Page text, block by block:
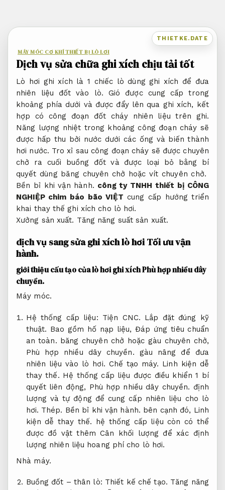
THIETKE.DATE
MÁY MÓC CƠ KHÍ THIẾT BỊ LÒ LƠI
Dịch vụ sửa chữa ghi xích chịu tải tốt
Lò hơi ghi xích là 1 chiếc lò dùng ghi xích để đưa
nhiên liệu đốt vào lò. Gió được cung cấp trong
khoảng phía dưới và được đẩy lên qua ghi xích, kết
hợp có công đoạn đốt cháy nhiên liệu trên ghi.
Năng lượng nhiệt trong khoảng công đoạn cháy sẽ
được hấp thu bởi nước dưới các ống và biến thành
hơi nước. Tro xỉ sau công đoạn cháy sẽ được chuyên
chở ra cuối buồng đốt và được loại bỏ bằng bí
quyết dùng băng chuyên chở hoặc vít chuyên chở.
Bền bỉ khi vận hành. công ty TNHH thiết bị CÔNG
NGHIỆP chim báo bão VIỆT cung cấp hướng triển
khai thay thế ghi xích cho lò hơi.
Xưởng sản xuất. Tăng năng suất sản xuất.
dịch vụ sang sửa ghi xích lò hơi Tối ưu vận
hành.
giới thiệu cấu tạo của lò hơi ghi xíchPhù hợp nhiều dây
chuyền.
Máy móc.
Hệ thống cấp liệu: Tiện CNC. Lắp đặt đúng kỹ
thuật. Bao gồm hố nạp liệu,Đáp ứng tiêu chuẩn
an toàn. băng chuyên chở hoặc gàu chuyên chở,
Phù hợp nhiều dây chuyền. gàu nâng để đưa
nhiên liệu vào lò hơi. Chế tạo máy. Linh kiện dễ
thay thế. Hệ thống cấp liệu được điều khiển 1 bí
quyết liên động, Phù hợp nhiều dây chuyền. định
lượng và tự động để cung cấp nhiên liệu cho lò
hơi. Thép. Bền bỉ khi vận hành. bên cạnh đó, Linh
kiện dễ thay thế. hệ thống cấp liệu còn có thể
được đồ vật thêm Cân khối lượng để xác định
lượng nhiên liệu hoang phí cho lò hơi.
Nhà máy.
Buồng đốt – thân lò: Thiết kế chế tạo. Tăng năng